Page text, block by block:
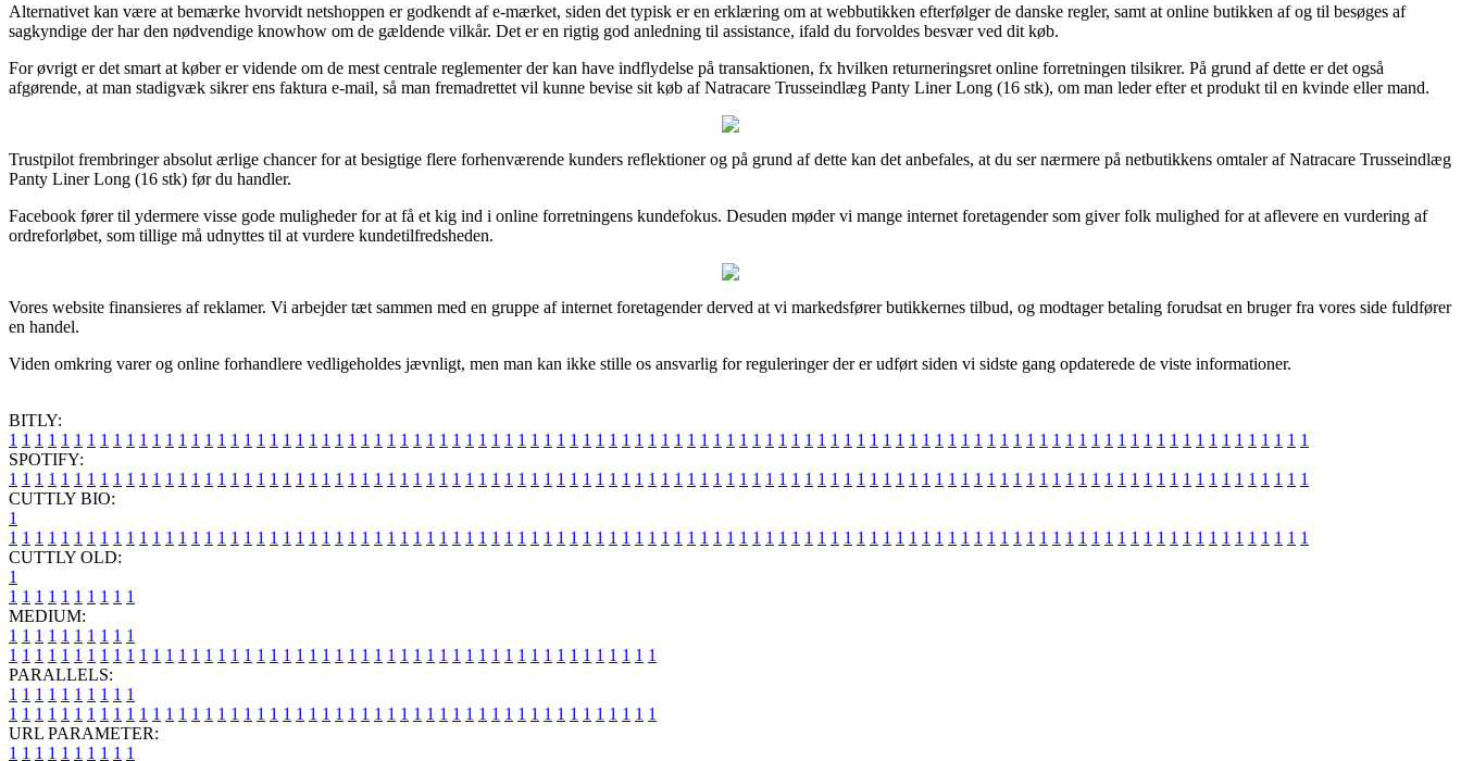
Alternativet kan være at bemærke hvorvidt netshoppen er godkendt af e-mærket, siden det typisk er en erklæring om at webbutikken efterfølger de danske regler, samt at online butikken af og til besøges af
sagkyndige der har den nødvendige knowhow om de gældende vilkår. Det er en rigtig god anledning til assistance, ifald du forvoldes besvær ved dit køb.
For øvrigt er det smart at køber er vidende om de mest centrale reglementer der kan have indflydelse på transaktionen, fx hvilken returneringsret online forretningen tilsikrer. På grund af dette er det også
afgørende, at man stadigvæk sikrer ens faktura e-mail, så man fremadrettet vil kunne bevise sit køb af Natracare Trusseindlæg Panty Liner Long (16 stk), om man leder efter et produkt til en kvinde eller mand.
Trustpilot frembringer absolut ærlige chancer for at besigtige flere forhenværende kunders reflektioner og på grund af dette kan det anbefales, at du ser nærmere på netbutikkens omtaler af Natracare Trusseindlæg
Panty Liner Long (16 stk) før du handler.
Facebook fører til ydermere visse gode muligheder for at få et kig ind i online forretningens kundefokus. Desuden møder vi mange internet foretagender som giver folk mulighed for at aflevere en vurdering af
ordreforløbet, som tillige må udnyttes til at vurdere kundetilfredsheden.
Vores website finansieres af reklamer. Vi arbejder tæt sammen med en gruppe af internet foretagender derved at vi markedsfører butikkernes tilbud, og modtager betaling forudsat en bruger fra vores side fuldfører
en handel.
Viden omkring varer og online forhandlere vedligeholdes jævnligt, men man kan ikke stille os ansvarlig for reguleringer der er udført siden vi sidste gang opdaterede de viste informationer.
BITLY:
1 1 1 1 1 1 1 1 1 1 1 1 1 1 1 1 1 1 1 1 1 1 1 1 1 1 1 1 1 1 1 1 1 1 1 1 1 1 1 1 1 1 1 1 1 1 1 1 1 1 1 1 1 1 1 1 1 1 1 1 1 1 1 1 1 1 1 1 1 1 1 1 1 1 1 1 1 1 1 1 1 1 1 1 1 1 1 1 1 1 1 1 1 1 1 1 1 1 1 1
SPOTIFY:
1 1 1 1 1 1 1 1 1 1 1 1 1 1 1 1 1 1 1 1 1 1 1 1 1 1 1 1 1 1 1 1 1 1 1 1 1 1 1 1 1 1 1 1 1 1 1 1 1 1 1 1 1 1 1 1 1 1 1 1 1 1 1 1 1 1 1 1 1 1 1 1 1 1 1 1 1 1 1 1 1 1 1 1 1 1 1 1 1 1 1 1 1 1 1 1 1 1 1 1
CUTTLY BIO:
1
1 1 1 1 1 1 1 1 1 1 1 1 1 1 1 1 1 1 1 1 1 1 1 1 1 1 1 1 1 1 1 1 1 1 1 1 1 1 1 1 1 1 1 1 1 1 1 1 1 1 1 1 1 1 1 1 1 1 1 1 1 1 1 1 1 1 1 1 1 1 1 1 1 1 1 1 1 1 1 1 1 1 1 1 1 1 1 1 1 1 1 1 1 1 1 1 1 1 1 1
CUTTLY OLD:
1
1 1 1 1 1 1 1 1 1 1
MEDIUM:
1 1 1 1 1 1 1 1 1 1
1 1 1 1 1 1 1 1 1 1 1 1 1 1 1 1 1 1 1 1 1 1 1 1 1 1 1 1 1 1 1 1 1 1 1 1 1 1 1 1 1 1 1 1 1 1 1 1 1 1
PARALLELS:
1 1 1 1 1 1 1 1 1 1
1 1 1 1 1 1 1 1 1 1 1 1 1 1 1 1 1 1 1 1 1 1 1 1 1 1 1 1 1 1 1 1 1 1 1 1 1 1 1 1 1 1 1 1 1 1 1 1 1 1
URL PARAMETER:
1 1 1 1 1 1 1 1 1 1